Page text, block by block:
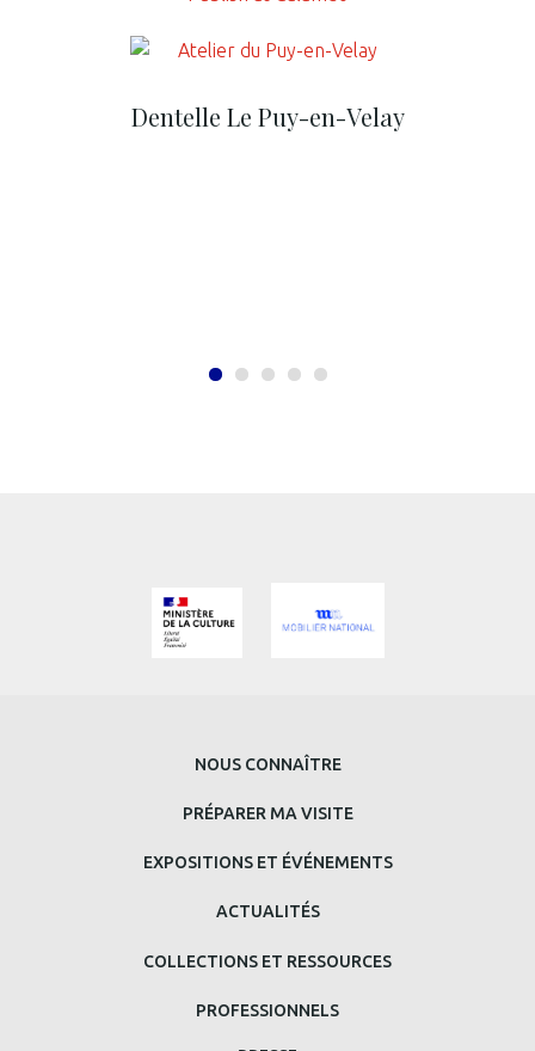
Dentelle Le Puy-en-Velay
5
PRINCIPAL
NOUS CONNAÎTRE
PRÉPARER MA VISITE
EXPOSITIONS ET ÉVÉNEMENTS
ACTUALITÉS
COLLECTIONS ET RESSOURCES
PROFESSIONNELS